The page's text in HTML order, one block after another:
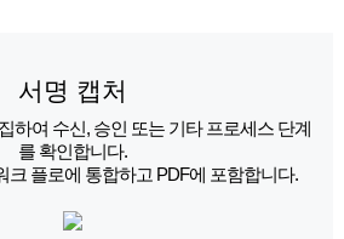
서명 캡처
하여 수신, 승인 또는 기타 프로세스 단계
를 확인합니다.
크 플로에 통합하고 PDF에 포함합니다.